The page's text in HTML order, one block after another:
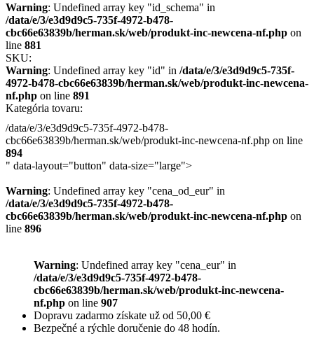
Warning: Undefined array key "id_schema" in
/data/e/3/e3d9d9c5-735f-4972-b478-
cbc66e63839b/herman.sk/web/produkt-inc-newcena-nf.php on
line 881
SKU:
Warning: Undefined array key "id" in /data/e/3/e3d9d9c5-735f-
4972-b478-cbc66e63839b/herman.sk/web/produkt-inc-newcena-
nf.php on line 891
Kategória tovaru:
/data/e/3/e3d9d9c5-735f-4972-b478-
cbc66e63839b/herman.sk/web/produkt-inc-newcena-nf.php on line
894
" data-layout="button" data-size="large">
Warning: Undefined array key "cena_od_eur" in
/data/e/3/e3d9d9c5-735f-4972-b478-
cbc66e63839b/herman.sk/web/produkt-inc-newcena-nf.php on
line 896
Warning: Undefined array key "cena_eur" in
/data/e/3/e3d9d9c5-735f-4972-b478-
cbc66e63839b/herman.sk/web/produkt-inc-newcena-
nf.php on line 907
Dopravu zadarmo získate už od 50,00 €
Bezpečné a rýchle doručenie do 48 hodín.